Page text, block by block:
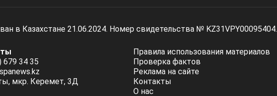
в Казахстане 21.06.2024. Номер свидетельства № KZ31VPY00095404.
679 34 35
мкр. Керемет, 3Д
Правила использования материалов
Проверка фактов
Реклама на сайте
Контакты
О нас